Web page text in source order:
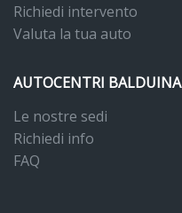
Richiedi intervento
Valuta la tua auto
AUTOCENTRI BALDUINA
Le nostre sedi
Richiedi info
FAQ